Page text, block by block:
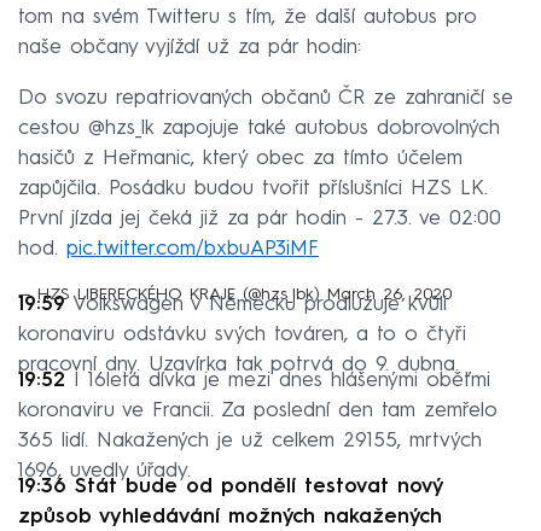
tom na svém Twitteru s tím, že další autobus pro
naše občany vyjíždí už za pár hodin:
Do svozu repatriovaných občanů ČR ze zahraničí se
cestou @hzs_lk zapojuje také autobus dobrovolných
hasičů z Heřmanic, který obec za tímto účelem
zapůjčila. Posádku budou tvořit příslušníci HZS LK.
První jízda jej čeká již za pár hodin - 27.3. ve 02:00
hod. pic.twitter.com/bxbuAP3iMF
— HZS LIBERECKÉHO KRAJE (@hzs_lbk) March 26, 2020
19:59Volkswagen v Německu prodlužuje kvůli
koronaviru odstávku svých továren, a to o čtyři
pracovní dny. Uzavírka tak potrvá do 9. dubna.
19:52
I 16letá dívka je mezi dnes hlášenými oběťmi
koronaviru ve Francii. Za poslední den tam zemřelo
365 lidí. Nakažených je už celkem 29155, mrtvých
1696, uvedly úřady.
19:36 Stát bude od pondělí testovat nový
způsob vyhledávání možných nakažených